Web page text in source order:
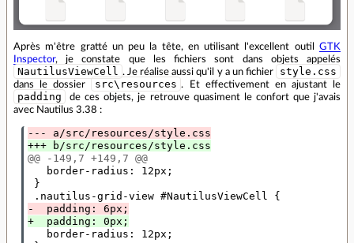
Après m'être gratté un peu la tête, en utilisant l'excellent outil GTK
Inspector, je constate que les fichiers sont dans objets appelés
NautilusViewCell . Je réalise aussi qu'il y a un fichier style.css
dans le dossier src\resources . Et effectivement en ajustant le
padding
de ces objets, je retrouve quasiment le confort que j'avais
avec Nautilus 3.38 :
--- a/src/resources/style.css
+++ b/src/resources/style.css
@@ -149,7 +149,7 @@
   border-radius: 12px;
}
-  padding: 6px;
+  padding: 0px;
   border-radius: 12px;